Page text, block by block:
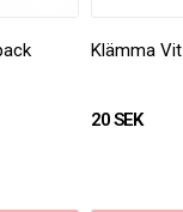
Klämma Vit
20 SEK